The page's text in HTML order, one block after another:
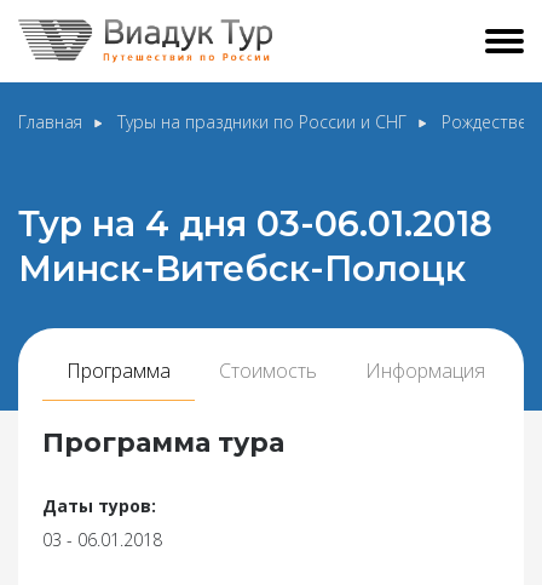
Главная Туры на праздники по России и СНГ
Тур на 4 дня 03-06.01.2018
Минск-Витебск-Полоцк
Программа Стоимость Информация
Программа тура
Даты туров:
03 - 06.01.2018